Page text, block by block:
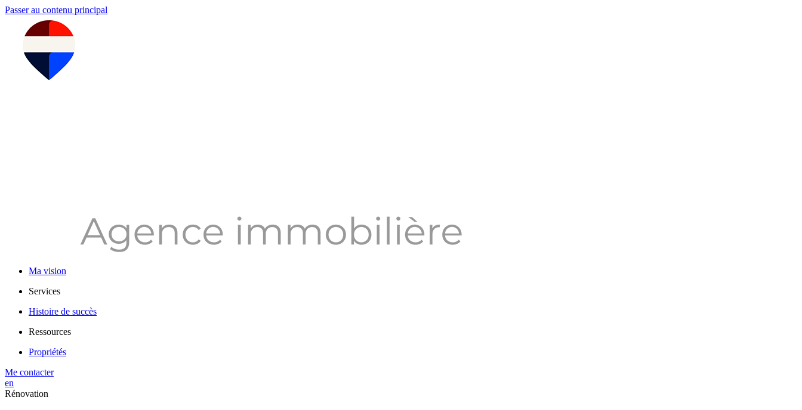
Passer au contenu principal
Ma vision
Services
Histoire de succès
Ressources
Propriétés
Me contacter
en
Rénovation